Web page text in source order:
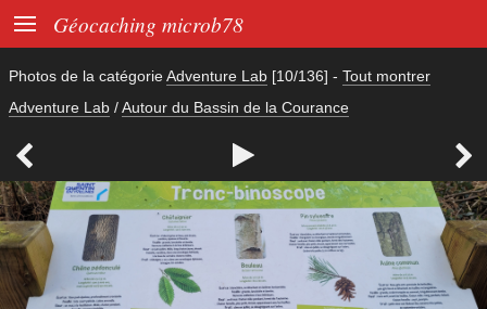
 Géocaching microb78
Photos de la catégorieAdventure Lab [10/136] - Tout montrer
Adventure Lab /Autour du Bassin de la Courance
  